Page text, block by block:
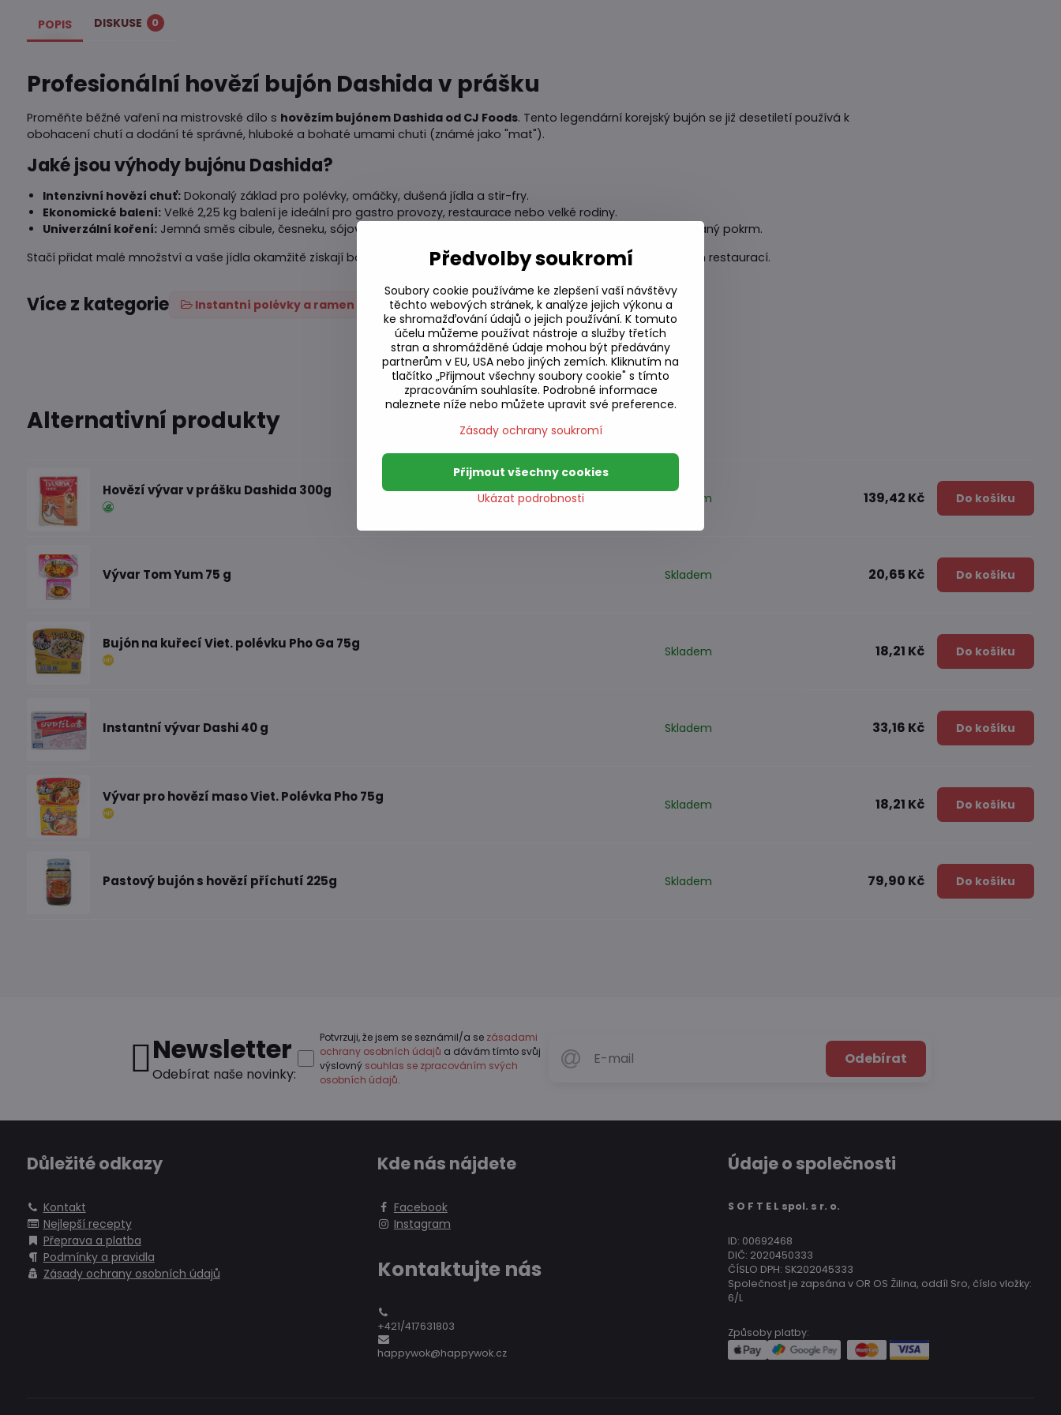
POPIS DISKUSE 0
Profesionální hovězí bujón Dashida v prášku
Proměňte běžné vaření na mistrovské dílo s hovězím bujónem Dashida od CJ Foods. Tento legendární korejský bujón se již desetiletí používá k
obohacení chutí a dodání té správné, hluboké a bohaté umami chuti (známé jako "mat").
Jaké jsou výhody bujónu Dashida?
Intenzivní hovězí chuť:Dokonalý základ pro polévky, omáčky, dušená jídla a stir-fry.
Ekonomické balení:Velké 2,25 kg balení je ideální pro gastro provozy, restaurace nebo velké rodiny.
Univerzální koření:Jemná směs cibule, česneku, sójové omáčky a pepře, kterou můžete dochutit téměř jakýkoli slaný pokrm.
Stačí přidat malé množství a vaše jídla okamžitě získají bohatou a autentickou chuť, jakou znáte z nejlepších asijských restaurací.
Více z kategorie Instantní polévky a ramen Pho, Tom Yum, Miso, Dashi a bujóny
Alternativní produkty
Hovězí vývar v prášku Dashida 300g Skladem 139,42 Kč Do košíku
Vývar Tom Yum 75 g Skladem 20,65 Kč Do košíku
Bujón na kuřecí Viet. polévku Pho Ga 75g Skladem 18,21 Kč Do košíku
Instantní vývar Dashi 40 g Skladem 33,16 Kč Do košíku
Vývar pro hovězí maso Viet. Polévka Pho 75g Skladem 18,21 Kč Do košíku
Pastový bujón s hovězí příchutí 225g Skladem 79,90 Kč Do košíku
Newsletter
Odebírat naše novinky:
Odebírat
Potvrzuji, že jsem se seznámil/a se zásadami
ochrany osobních údajů a dávám tímto svůj
výslovný souhlas se zpracováním svých
osobních údajů.
Důležité odkazy
Kontakt
Nejlepší recepty
Přeprava a platba
Podmínky a pravidla
Zásady ochrany osobních údajů
Kde nás nájdete
Facebook
Instagram
Kontaktujte nás
+421/417631803
happywok@happywok.cz
Údaje o společnosti
S O F T E L spol. s r. o.
ID: 00692468
DIČ: 2020450333
ČÍSLO DPH: SK202045333
Společnost je zapsána v OR OS Žilina, oddíl Sro, číslo vložky:
6/L
Způsoby platby:
Předvolby soukromí
Soubory cookie používáme ke zlepšení vaší návštěvy
těchto webových stránek, k analýze jejich výkonu a
ke shromažďování údajů o jejich používání. K tomuto
účelu můžeme používat nástroje a služby třetích
stran a shromážděné údaje mohou být předávány
partnerům v EU, USA nebo jiných zemích. Kliknutím na
tlačítko „Přijmout všechny soubory cookie" s tímto
zpracováním souhlasíte. Podrobné informace
naleznete níže nebo můžete upravit své preference.
Zásady ochrany soukromí
Ukázat podrobnosti
Přijmout všechny cookies